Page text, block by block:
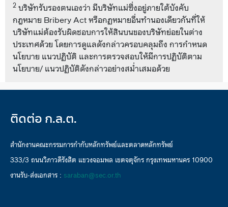
2 บริษัทรับรองตนเองว่า มีบริษัทแม่ซึ่งอยู่ภายใต้บังคับ
กฎหมาย Bribery Act หรือกฏหมายอื่นทำนองเดียวกันที่ให้
บริษัทแม่ต้องรับผิดชอบการให้สินบนของบริษัทย่อยในต่าง
ประเทศด้วย โดยการดูแลดังกล่าวครอบคลุมถึง การกำหนด
นโยบาย แนวปฏิบัติ และการตรวจสอบให้มีการปฏิบัติตาม
นโยบาย/ แนวปฏิบัติดังกล่าวอย่างสม่ำเสมอด้วย
ติดต่อ ก.ล.ต.
สำนักงานคณะกรรมการกำกับหลักทรัพย์และตลาดหลักทรัพย์
333/3 ถนนวิภาวดีรังสิต แขวงจอมพล เขตจตุจักร กรุงเทพมหานคร 10900
งานรับ-ส่งเอกสาร : saraban@sec.or.th